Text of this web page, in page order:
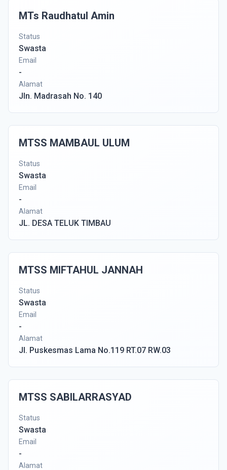
MTs Raudhatul Amin
Status
Swasta
Email
-
Alamat
Jln. Madrasah No. 140
MTSS MAMBAUL ULUM
Status
Swasta
Email
-
Alamat
JL. DESA TELUK TIMBAU
MTSS MIFTAHUL JANNAH
Status
Swasta
Email
-
Alamat
Jl. Puskesmas Lama No.119 RT.07 RW.03
MTSS SABILARRASYAD
Status
Swasta
Email
-
Alamat